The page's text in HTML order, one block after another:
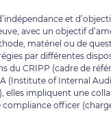
et
avec un objectif
matériel ou de
par différentes
du CRIPP (cadre de
(Institute of Internal
elles impliquent une
officer